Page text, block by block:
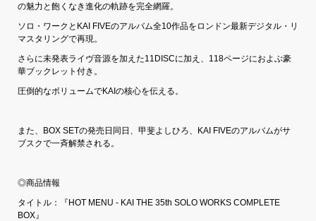
の魅力と飽くなき進化の軌跡を完全網羅。
ソロ・ワークとKAI FIVEのアルバム全10作品をロンドン最新デジタル・リ
マスタリングで再現。
さらに未発表ライヴ音源を加えた11DISCに加え、118ページにおよぶ豪
華ブックレット付き。
圧倒的なボリュームでKAIの核心を伝える。
また、BOX SETの発売日同日、甲斐よしひろ、KAI FIVEのアルバムがサ
ブスクで一斉解禁される。
◎商品情報
タイトル：『HOT MENU - KAI THE 35th SOLO WORKS COMPLETE
BOX』